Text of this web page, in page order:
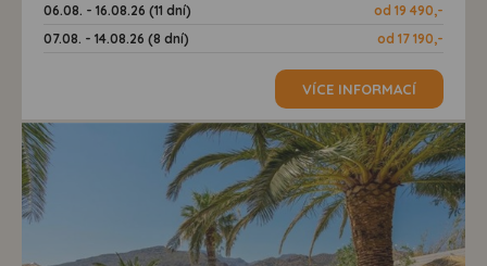
06.08. - 16.08.26 (11 dní)
od 19 490,-
07.08. - 14.08.26 (8 dní)
od 17 190,-
VÍCE INFORMACÍ